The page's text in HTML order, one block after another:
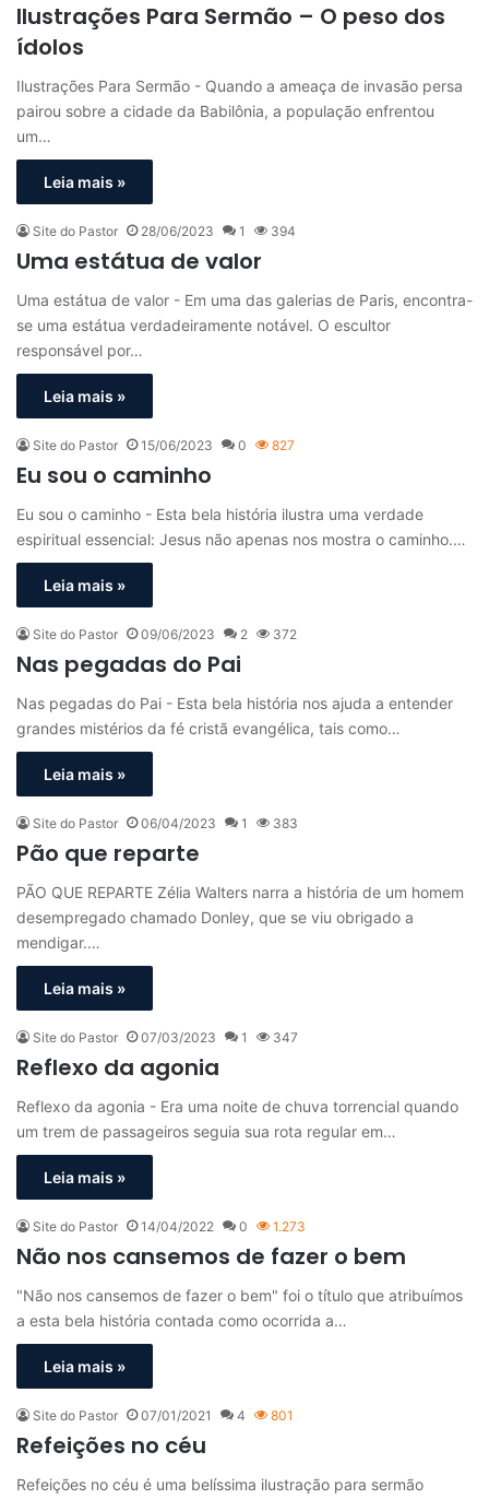
Ilustrações Para Sermão – O peso dos
ídolos
Ilustrações Para Sermão - Quando a ameaça de invasão persa
pairou sobre a cidade da Babilônia, a população enfrentou
um…
Leia mais »
Site do Pastor 28/06/2023 1 394
Uma estátua de valor
Uma estátua de valor - Em uma das galerias de Paris, encontra-
se uma estátua verdadeiramente notável. O escultor
responsável por…
Leia mais »
Site do Pastor 15/06/2023 0 827
Eu sou o caminho
Eu sou o caminho - Esta bela história ilustra uma verdade
espiritual essencial: Jesus não apenas nos mostra o caminho.…
Leia mais »
Site do Pastor 09/06/2023 2 372
Nas pegadas do Pai
Nas pegadas do Pai - Esta bela história nos ajuda a entender
grandes mistérios da fé cristã evangélica, tais como…
Leia mais »
Site do Pastor 06/04/2023 1 383
Pão que reparte
PÃO QUE REPARTE Zélia Walters narra a história de um homem
desempregado chamado Donley, que se viu obrigado a
mendigar.…
Leia mais »
Site do Pastor 07/03/2023 1 347
Reflexo da agonia
Reflexo da agonia - Era uma noite de chuva torrencial quando
um trem de passageiros seguia sua rota regular em…
Leia mais »
Site do Pastor 14/04/2022 0 1.273
Não nos cansemos de fazer o bem
"Não nos cansemos de fazer o bem" foi o título que atribuímos
a esta bela história contada como ocorrida a…
Leia mais »
Site do Pastor 07/01/2021 4 801
Refeições no céu
Refeições no céu é uma belíssima ilustração para sermão